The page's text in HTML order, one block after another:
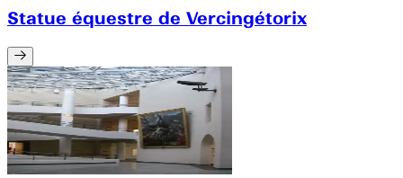
Statue équestre de Vercingétorix